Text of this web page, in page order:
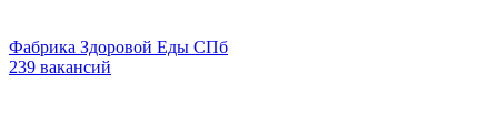
Фабрика Здоровой Еды СПб
239 вакансий